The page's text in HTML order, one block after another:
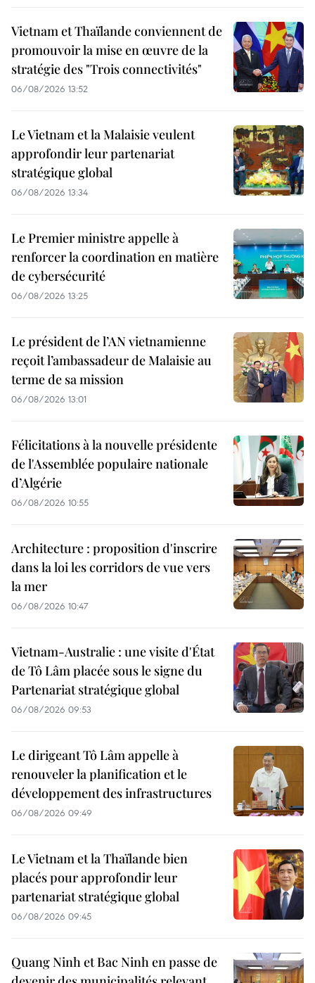
Vietnam et Thaïlande conviennent de
promouvoir la mise en œuvre de la
stratégie des "Trois connectivités"
06/08/2026 13:52
Le Vietnam et la Malaisie veulent
approfondir leur partenariat
stratégique global
06/08/2026 13:34
Le Premier ministre appelle à
renforcer la coordination en matière
de cybersécurité
06/08/2026 13:25
Le président de l’AN vietnamienne
reçoit l’ambassadeur de Malaisie au
terme de sa mission
06/08/2026 13:01
Félicitations à la nouvelle présidente
de l'Assemblée populaire nationale
d’Algérie
06/08/2026 10:55
Architecture : proposition d'inscrire
dans la loi les corridors de vue vers
la mer
06/08/2026 10:47
Vietnam-Australie : une visite d'État
de Tô Lâm placée sous le signe du
Partenariat stratégique global
06/08/2026 09:53
Le dirigeant Tô Lâm appelle à
renouveler la planification et le
développement des infrastructures
06/08/2026 09:49
Le Vietnam et la Thaïlande bien
placés pour approfondir leur
partenariat stratégique global
06/08/2026 09:45
Quang Ninh et Bac Ninh en passe de